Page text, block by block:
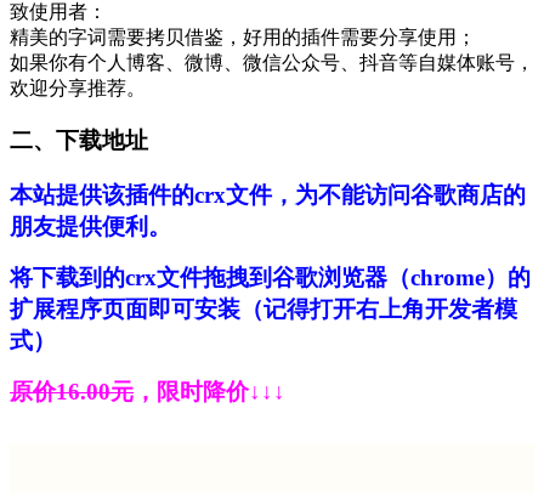
致使用者：
精美的字词需要拷贝借鉴，好用的插件需要分享使用；
如果你有个人博客、微博、微信公众号、抖音等自媒体账号，
欢迎分享推荐。
二、下载地址
本站提供该插件的crx文件，为不能访问谷歌商店的
朋友提供便利。
将下载到的crx文件拖拽到谷歌浏览器（chrome）的
扩展程序页面即可安装（记得打开右上角开发者模
式）
原价16.00元 ，限时降价↓↓↓